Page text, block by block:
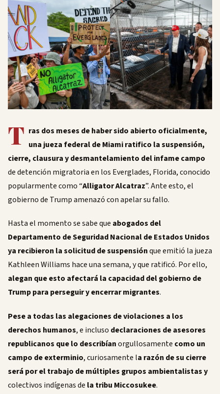
T ras dos meses de haber sido abierto oficialmente,
una jueza federal de Miami ratifico la suspensión,
cierre, clausura y desmantelamiento del infame campo
de detención migratoria en los Everglades, Florida, conocido
popularmente como “Alligator Alcatraz”. Ante esto, el
gobierno de Trump amenazó con apelar su fallo.
Hasta el momento se sabe que abogados del
Departamento de Seguridad Nacional de Estados Unidos
ya recibieron la solicitud de suspensiónque emitió la jueza
Kathleen Williams hace una semana, y que ratificó. Por ello,
alegan que esto afectará la capacidad del gobierno de
Trump para perseguir y encerrar migrantes.
Pese a todas las alegaciones de violaciones a los
derechos humanos, e incluso declaraciones de asesores
republicanos que lo describíanorgullosamente como un
campo de exterminio, curiosamente la razón de su cierre
será por el trabajo de múltiples grupos ambientalistas y
colectivos indígenas de la tribu Miccosukee.